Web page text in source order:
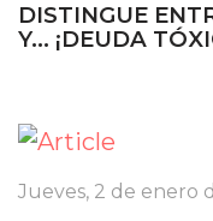
DISTINGUE
Y… ¡DEUDA
Jueves, 2 de enero